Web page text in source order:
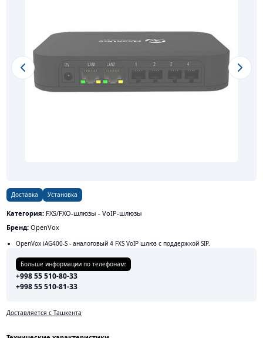
Previous slide Next
Доставка Установка
Категория: FXS/FXO-шлюзы - VoIP-шлюзы
Бренд:OpenVox
OpenVox iAG400-S - аналоговый 4 FXS VoIP шлюз с поддержкой SIP.
Больше информации по телефонам:
+998 55 510-80-33
+998 55 510-81-33
Доставляется с Ташкента